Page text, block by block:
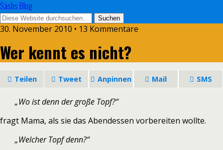
Sashs Blog
30. November 2010 • 13 Kommentare
Wer kennt es nicht?
Teilen Tweet Anpinnen Mail SMS
„Wo ist denn der große Topf?“
fragt Mama, als sie das Abendessen vorbereiten wollte.
„Welcher Topf denn?“